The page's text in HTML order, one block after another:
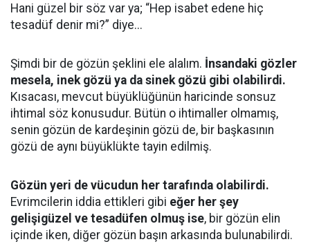
Hani güzel bir söz var ya; “Hep isabet edene hiç
tesadüf denir mi?” diye...
Şimdi bir de gözün şeklini ele alalım. İnsandaki gözler
mesela, inek gözü ya da sinek gözü gibi olabilirdi.
Kısacası, mevcut büyüklüğünün haricinde sonsuz
ihtimal söz konusudur. Bütün o ihtimaller olmamış,
senin gözün de kardeşinin gözü de, bir başkasının
gözü de aynı büyüklükte tayin edilmiş.
Gözün yeri de vücudun her tarafında olabilirdi.
Evrimcilerin iddia ettikleri gibi eğer her şey
gelişigüzel ve tesadüfen olmuş ise, bir gözün elin
içinde iken, diğer gözün başın arkasında bulunabilirdi.